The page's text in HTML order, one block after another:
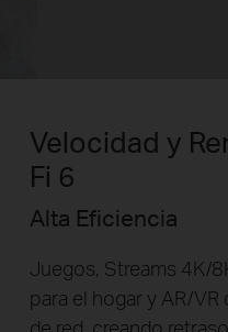
Velocidad y
Fi 6
Alta Eficiencia
Juegos, Streams 4K/
para el hogar y AR/